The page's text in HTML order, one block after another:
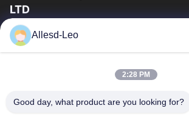
LTD
16 yıllık Tecrübe, ESD ve Temiz Oda
ihracatçısı olarak, eksiksiz bir ESD ve Temiz
Ev
Ürün:% S
Allesd-Leo
2:28 PM
Good day, what product are you looking for?